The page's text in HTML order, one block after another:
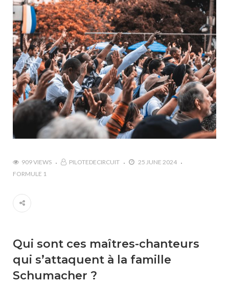
909 VIEWS PILOTEDECIRCUIT
25 JUNE 2024
FORMULE 1
Qui sont ces maîtres-chanteurs
qui s’attaquent à la famille
Schumacher ?